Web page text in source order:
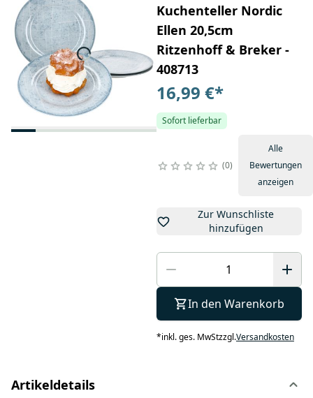
Kuchenteller Nordic
Ellen 20,5cm
Ritzenhoff & Breker -
408713
16,99 €*
Sofort lieferbar
0
Alle
Bewertungen
anzeigen
Zur Wunschliste
hinzufügen
In den Warenkorb
*inkl. ges. MwStzzgl.Versandkosten
Artikeldetails